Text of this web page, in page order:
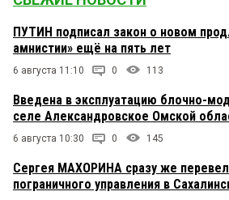
ПУТИН подписал закон о новом
амнистии» ещё на пять лет
6 августа 11:10 0 113
Введена в эксплуатацию блочно-
селе Александровское Омской
6 августа 10:30 0 145
Сергея МАХОРИНА сразу же
пограничного управления в